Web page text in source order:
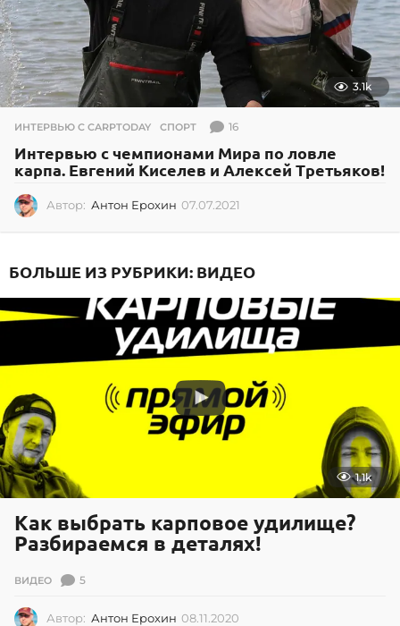
3.1k
ИНТЕРВЬЮ С CARPTODAY ,СПОРТ 16
Интервью с чемпионами Мира по ловле
карпа. Евгений Киселев и Алексей Третьяков!
Автор: Антон Ерохин 07.07.2021
7
2
0
2
1
БОЛЬШЕ ИЗ РУБРИКИ: ВИДЕО
1.1k
Как выбрать карповое удилище?
Разбираемся в деталях!
ВИДЕО 5
Автор: Антон Ерохин 08.11.2020